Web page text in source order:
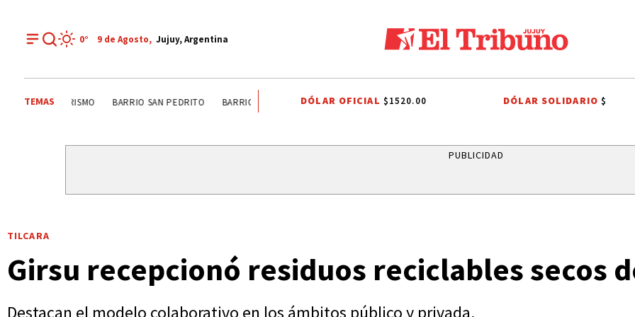
0° 9 de Agosto, Jujuy, Argentina
TEMAS BARRIO GORRITI LA ESPERANZA PEDESTRISMO BARRIO SAN PEDRITO BARRIO MARIANO MORENO TUCUMAN ALTO
DÓLAR OFICIAL $1520.00 DÓLAR SOLIDARIO$
PUBLICIDAD
TILCARA
Girsu recepcionó residuos reciclables secos
Destacan el modelo colaborativo en los ámbitos público y privada.